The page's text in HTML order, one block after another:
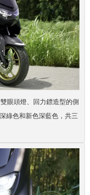
眼頭燈、回力鏢造型的側
綠色和新色深藍色，共三